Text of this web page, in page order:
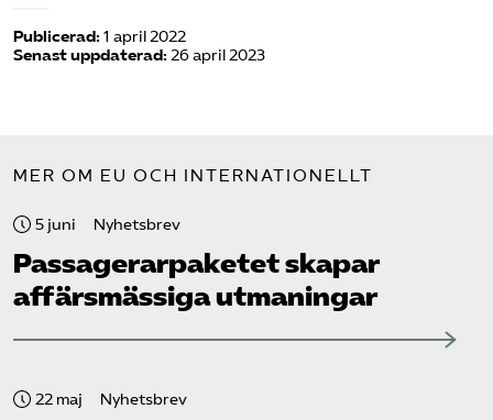
Publicerad: 1 april 2022
Senast uppdaterad: 26 april 2023
MER OM EU OCH INTERNATIONELLT
5 juni Nyhetsbrev
Passagerarpaketet skapar
affärsmässiga utmaningar
22 maj Nyhetsbrev